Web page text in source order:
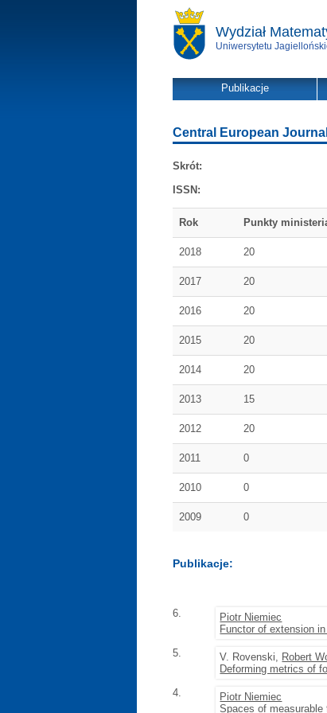
Wydział
Uniwersytetu
Publikacje
Central European
Skrót:
ISSN:
Rok Punkty
2018 20
2017 20
2016 20
2015 20
2014 20
2013 15
2012 20
2011 0
2010 0
2009 0
Publikacje:
6.
Piotr Niemiec
Functor of extension
5.
V. Rovenski, Robert
Deforming metrics of
4.
Piotr Niemiec
Spaces of measurable